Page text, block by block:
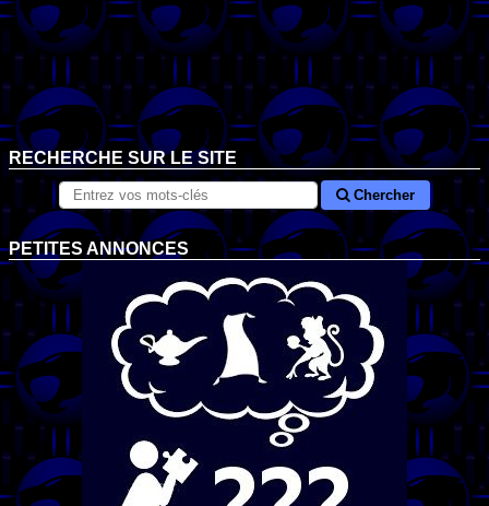
RECHERCHE SUR LE SITE
Chercher
PETITES ANNONCES